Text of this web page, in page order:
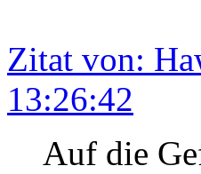
Zitat von:
13:26:42
Auf die